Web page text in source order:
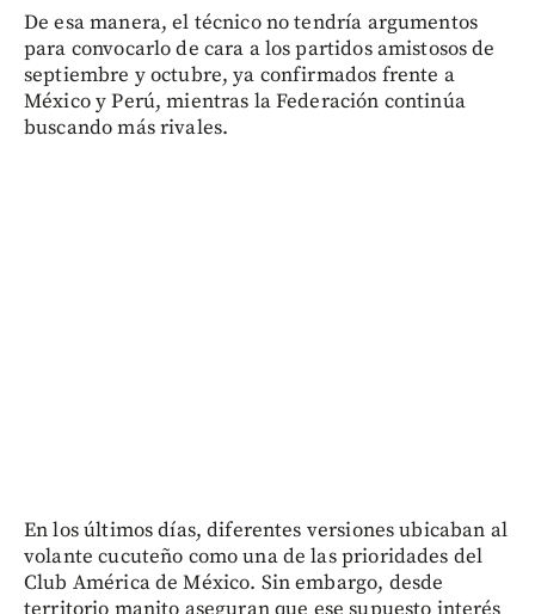
De esa manera, el técnico no tendría argumentos
para convocarlo de cara a los partidos amistosos de
septiembre y octubre, ya confirmados frente a
México y Perú, mientras la Federación continúa
buscando más rivales.
En los últimos días, diferentes versiones ubicaban al
volante cucuteño como una de las prioridades del
Club América de México. Sin embargo, desde